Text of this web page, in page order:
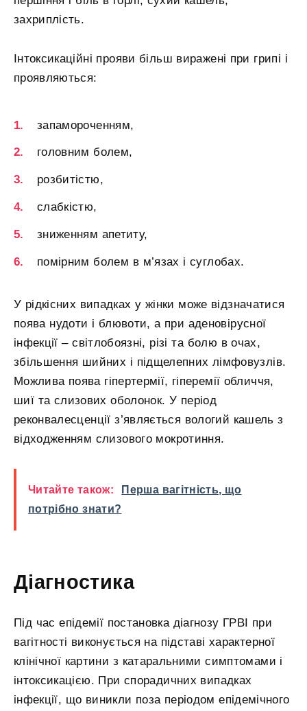
захриплість.
Інтоксикаційні прояви більш виражені при грипі і
проявляються:
запамороченням,
головним болем,
розбитістю,
слабкістю,
зниженням апетиту,
помірним болем в м’язах і суглобах.
У рідкісних випадках у жінки може відзначатися
поява нудоти і блювоти, а при аденовірусної
інфекції – світлобоязні, різі та болю в очах,
збільшення шийних і підщелепних лімфовузлів.
Можлива поява гіпертермії, гіперемії обличчя,
шиї та слизових оболонок. У період
реконвалесценції з’являється вологий кашель з
відходженням слизового мокротиння.
Читайте також:
Перша вагітність, що
потрібно знати?
Діагностика
Під час епідемії постановка діагнозу ГРВІ при
вагітності виконується на підставі характерної
клінічної картини з катаральними симптомами і
інтоксикацією. При спорадичних випадках
інфекції, що виникли поза періодом епідемічного